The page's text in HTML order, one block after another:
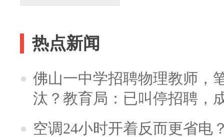
热点新闻
佛山一中学招聘物理教师，
汰？教育局：已叫停招聘，
空调24小时开着反而更省电